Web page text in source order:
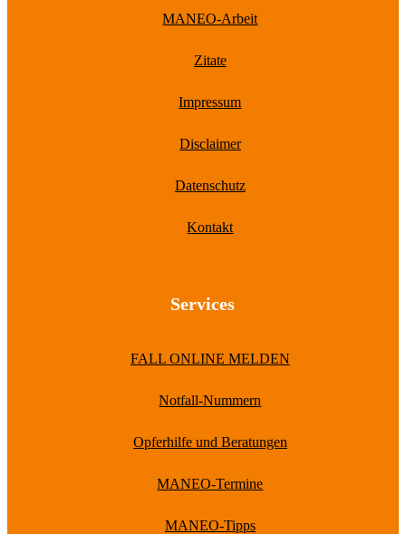
MANEO-Arbeit
Zitate
Impressum
Disclaimer
Datenschutz
Kontakt
Services
FALL ONLINE MELDEN
Notfall-Nummern
Opferhilfe und Beratungen
MANEO-Termine
MANEO-Tipps